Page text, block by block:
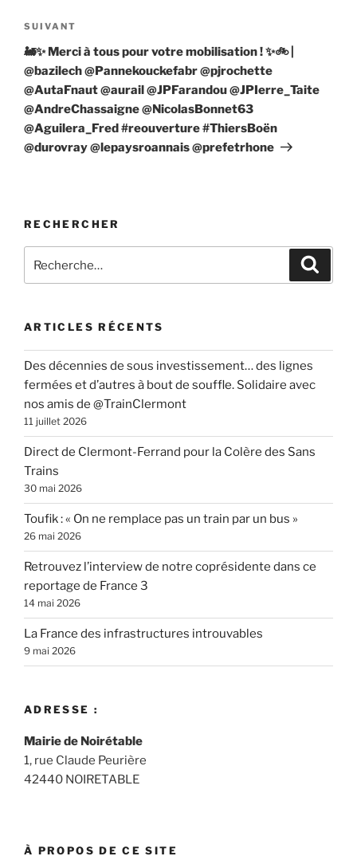
Article
suivant
SUIVANT
🚂✨ Merci à tous pour votre mobilisation ! ✨🚲 |
@bazilech @Pannekouckefabr @pjrochette
@AutaFnaut @aurail @JPFarandou @JPIerre_Taite
@AndreChassaigne @NicolasBonnet63
@Aguilera_Fred #reouverture #ThiersBoën
@durovray @lepaysroannais @prefetrhone
RECHERCHER
pour
ARTICLES RÉCENTS
Des décennies de sous investissement… des lignes
fermées et d’autres à bout de souffle. Solidaire avec
nos amis de @TrainClermont
11 juillet 2026
Direct de Clermont-Ferrand pour la Colère des Sans
Trains
30 mai 2026
Toufik : « On ne remplace pas un train par un bus »
26 mai 2026
Retrouvez l’interview de notre coprésidente dans ce
reportage de France 3
14 mai 2026
La France des infrastructures introuvables
9 mai 2026
ADRESSE :
Mairie de Noirétable
1, rue Claude Peurière
42440 NOIRETABLE
À PROPOS DE CE SITE